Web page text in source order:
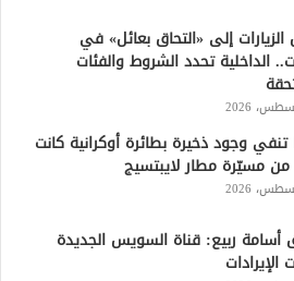
الزيارات إلى «التحاق بعائل» في
الداخلية تحدد الشروط والفئات
تنفي وجود ذخيرة بطائرة أوكرانية كانت
من مسيّرة مطار لايبتسيج
أسامة ربيع: قناة السويس الجديدة